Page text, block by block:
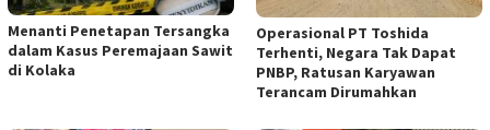
Menanti Penetapan Tersangka
dalam Kasus Peremajaan Sawit
di Kolaka
Operasional PT Toshida
Terhenti, Negara Tak Dapat
PNBP, Ratusan Karyawan
Terancam Dirumahkan